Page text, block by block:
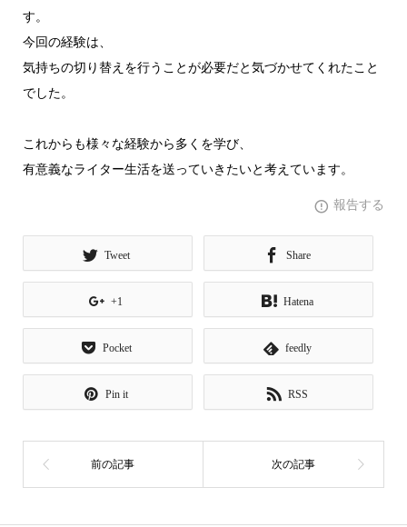
す。
今回の経験は、
気持ちの切り替えを行うことが必要だと気づかせてくれたこと
でした。
これからも様々な経験から多くを学び、
有意義なライター生活を送っていきたいと考えています。
報告する
Tweet Share
+1 Hatena
Pocket feedly
Pin it RSS